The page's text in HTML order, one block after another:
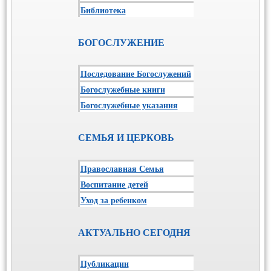
Библиотека
БОГОСЛУЖЕНИЕ
Последование Богослужений
Богослужебные книги
Богослужебные указания
СЕМЬЯ И ЦЕРКОВЬ
Православная Семья
Воспитание детей
Уход за ребенком
АКТУАЛЬНО СЕГОДНЯ
Публикации